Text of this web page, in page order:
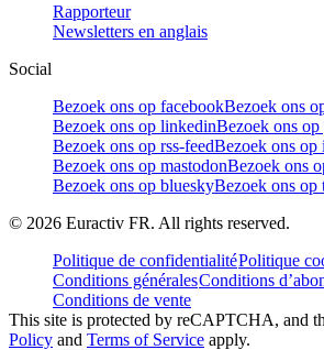
Rapporteur
Newsletters en anglais
Social
Bezoek ons op facebookBezoek ons
Bezoek ons op linkedinBezoek ons
Bezoek ons op rss-feedBezoek ons op
Bezoek ons op mastodonBezoek ons
Bezoek ons op blueskyBezoek ons op
© 2026 Euractiv FR. All rights reserved.
Politique de confidentialitéPolitique
Conditions généralesConditions
Conditions de vente
This site is protected by reCAPTCHA, and
Policy and Terms of Service apply.